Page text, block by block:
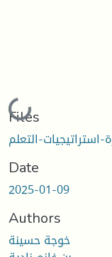
Loading...
Files
Date
2025-01-09
Authors
خوجة حسينة